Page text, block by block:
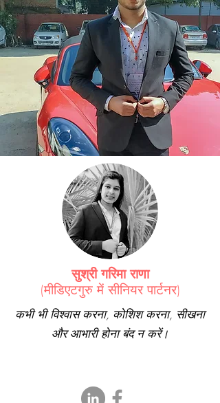
सुश्री गरिमा राणा
(मीडिएटगुरु में सीनियर पार्टनर)
कभी भी विश्वास करना, कोशिश करना, सीखना
और आभारी होना बंद न करें।